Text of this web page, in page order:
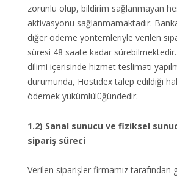
zorunlu olup, bildirim sağlanmayan
aktivasyonu sağlanmamaktadır.
diğer ödeme yöntemleriyle verilen
süresi 48 saate kadar
dilimi içerisinde hizmet teslimatı
durumunda, Hostidex talep edildiği
ödemek yükümlülüğündedir.
1.2) Sanal sunucu ve fiziksel
sipariş süreci
Verilen siparişler firmamız tarafından